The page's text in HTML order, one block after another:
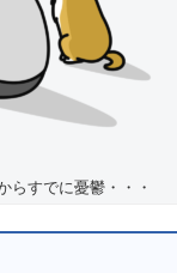
らすでに憂鬱・・・